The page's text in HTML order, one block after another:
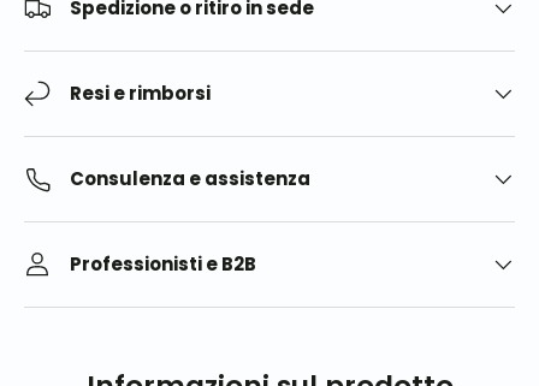
Spedizione o ritiro in sede
Resi e rimborsi
Consulenza e assistenza
Professionisti e B2B